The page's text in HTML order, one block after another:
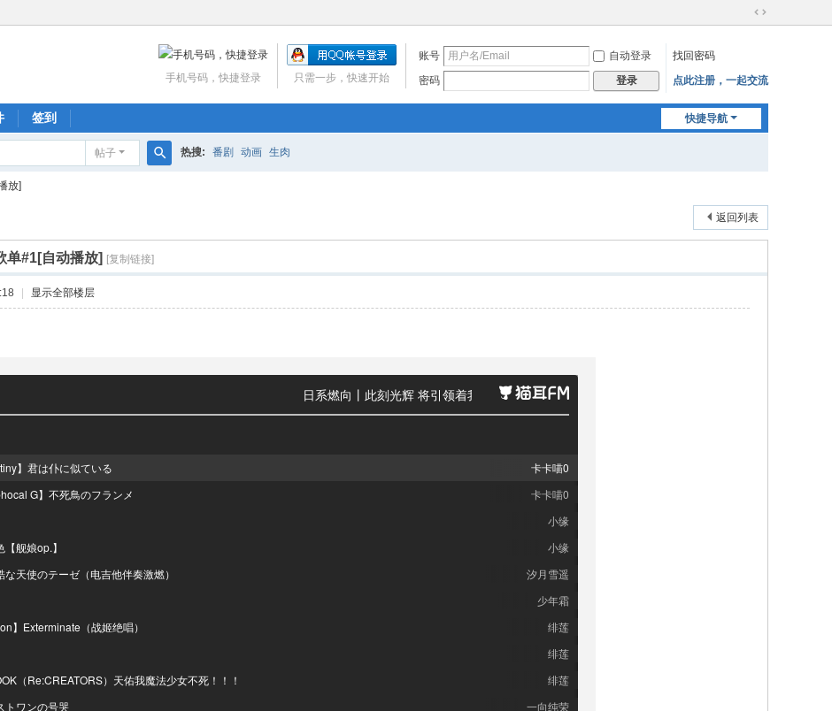
切
宽
账号 自动登录
找回密码
密码
登录 点此注册，一起交流
只需一步，快速开始
手机号码，快捷登录
快捷导航
签到
帖子 热搜: 番剧 动画 生肉
放]
返回列表
单#1[自动播放] [复制链接]
显示全部楼层